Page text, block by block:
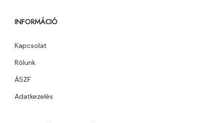
INFORMÁCIÓ
Kapcsolat
Rólunk
ÁSZF
Adatkezelés